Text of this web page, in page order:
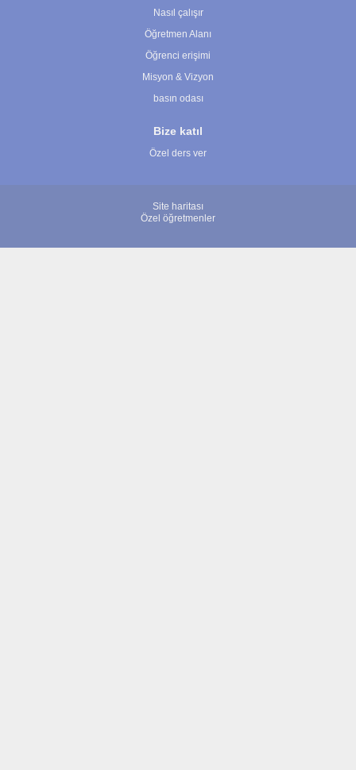
Nasıl çalışır
Öğretmen Alanı
Öğrenci erişimi
Misyon & Vizyon
basın odası
Bize katıl
Özel ders ver
Site haritası
Özel öğretmenler